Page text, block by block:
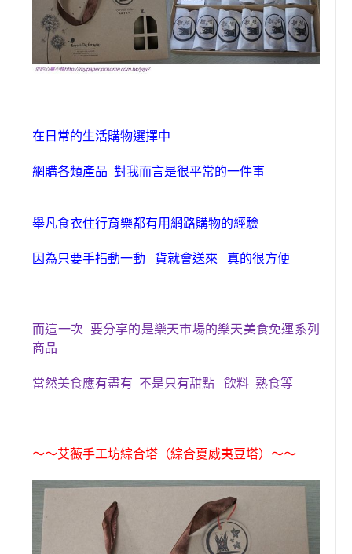
在日常的生活購物選擇中
網購各類產品 對我而言是很平常的一件事
舉凡食衣住行育樂都有用網路購物的經驗
因為只要手指動一動 貨就會送來 真的很方便
而這一次 要分享的是樂天市場的樂天美食免運系列
商品
當然美食應有盡有 不是只有甜點 飲料 熟食等
〜〜艾薇手工坊綜合塔（綜合夏威夷豆塔）〜〜